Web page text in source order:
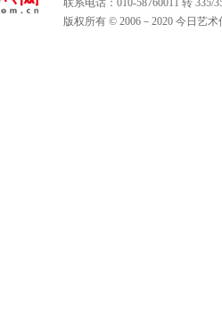
联系电话：010-58760011 转
版权所有 © 2006－2020 今日艺